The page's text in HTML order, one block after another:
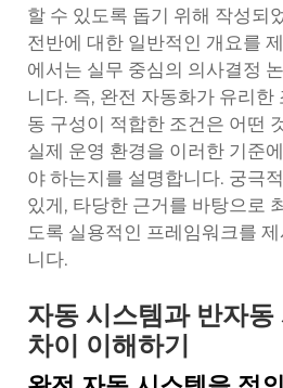
할 수 있도록 돕기 위해 작성되
전반에 대한 일반적인 개요를
에서는 실무 중심의 의사결정
니다. 즉, 완전 자동화가 유리한
동 구성이 적합한 조건은 어떤
실제 운영 환경을 이러한 기준
야 하는지를 설명합니다. 궁극
있게, 타당한 근거를 바탕으로
도록 실용적인 프레임워크를
니다.
자동 시스템과 반자동
차이 이해하기